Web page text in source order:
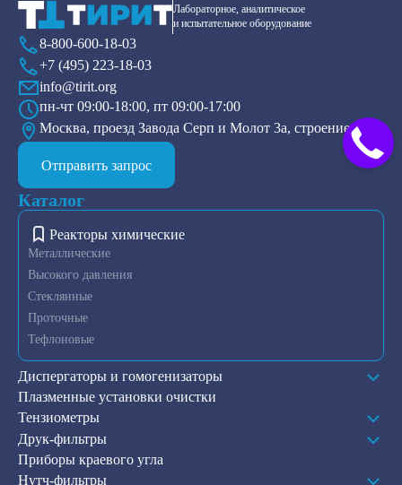
Лабораторное, аналитическое
и испытательное оборудование
8-800-600-18-03
+7 (495) 223-18-03
info@tirit.org
пн-чт 09:00-18:00, пт 09:00-17:00
Москва, проезд Завода Серп и Молот 3а, строение 2
Отправить запрос
Каталог
Реакторы химические
Металлические
Высокого давления
Стеклянные
Проточные
Тефлоновые
Диспергаторы и гомогенизаторы
Плазменные установки очистки
Тензиометры
Друк-фильтры
Приборы краевого угла
Нутч-фильтры